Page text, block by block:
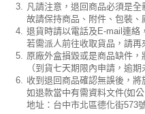
3. 凡請注意，退回商品必須是
故請保持商品、附件、包裝
4. 退貨時請以電話及E-mail連絡
若需派人前往收取貨品，請
5. 原廠外盒損毀或是商品缺件
（到貨七天期限內申請，逾
6. 收到退回商品確認無誤後，
如退款當中有需資料文件(如
地址：台中市北區德化街573